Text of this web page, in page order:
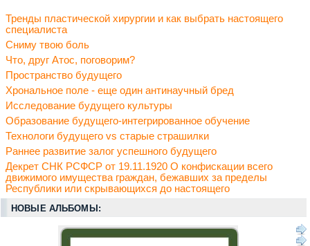
Тренды пластической хирургии и как выбрать настоящего
специалиста
Cниму твою боль
Что, друг Атос, поговорим?
Пространство будущего
Хрональное поле - еще один антинаучный бред
Исследование будущего культуры
Образование будущего-интегрированное обучение
Технологи будущего vs старые страшилки
Раннее развитие залог успешного будущего
Декрет СНК РСФСР от 19.11.1920 О конфискации всего
движимого имущества граждан, бежавших за пределы
Республики или скрывающихся до настоящего
НОВЫЕ АЛЬБОМЫ: